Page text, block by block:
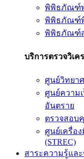
พิพิธภัณฑ์
พิพิธภัณฑ์
พิพิธภัณฑ์
บริการตรวจวิเ
ศูนย์วิทยา
ศูนย์ความ
อันตราย
ตรวจสอบ
ศูนย์เครื่อ
(STREC)
สาระความรู้แล